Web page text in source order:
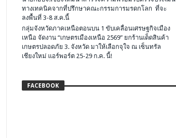
ทางเทคนิคจากที่ปรึกษาคณะกรรมการมรดกโลก ที่จะ
ลงพื้นที่ 3-8 ส.ค.นี้
กลุ่มจังหวัดภาคเหนือตอนบน 1 ขับเคลื่อนเศรษฐกิจเมือง
เหนือ จัดงาน “เกษตรเมืองเหนือ 2569” ยกร้านเด็ดสินค้า
เกษตรปลอดภัย 3. จังหวัด มาให้เลือกจุใจ ณ เซ็นทรัล
เชียงใหม่ แอร์พอร์ต 25-29 ก.ค. นี้!
FACEBOOK